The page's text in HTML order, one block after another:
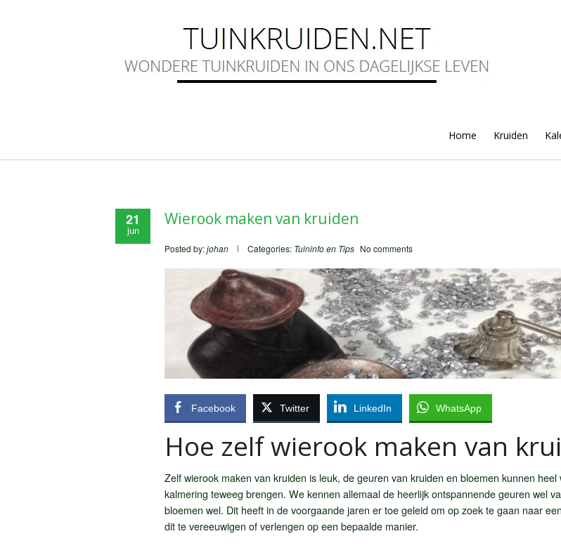
Home Kruiden
21
jun
Wierook maken van kruiden
Posted by:johan Categories: Tuininfo en Tips No comments
Facebook Twitter LinkedIn WhatsApp
Hoe zelf wierook maken van
Zelf wierook maken van kruiden is leuk, de geuren van kruiden en bloemen kunnen heel
kalmering teweeg brengen. We kennen allemaal de heerlijk ontspannende geuren wel
bloemen wel. Dit heeft in de voorgaande jaren er toe geleid om op zoek te gaan naar
dit te vereeuwigen of verlengen op een bepaalde manier.